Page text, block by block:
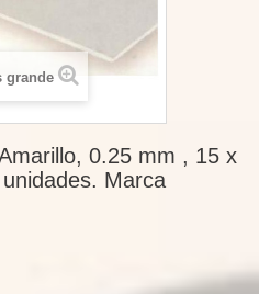
grande
0.25 mm , 15 x
Marca